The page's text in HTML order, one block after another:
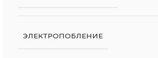
ЭЛЕКТРОПОБЛЕНИЕ